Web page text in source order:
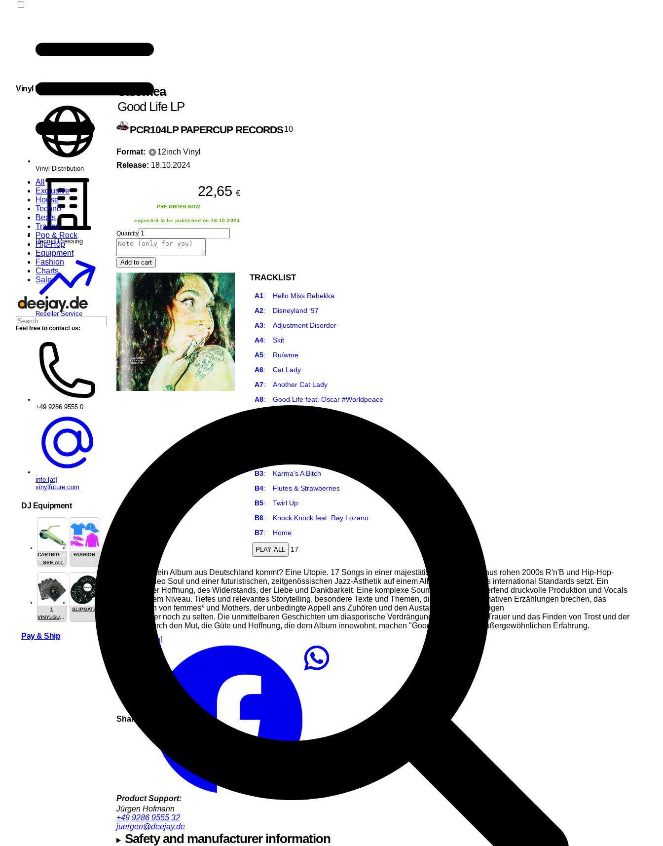
All
Exclusive
House
Techno
Beats
Trance
Pop & Rock
Hip-Hop
Equipment
Fashion
Charts
Sale
Salomea
Good Life LP
PCR104LP PAPERCUP RECORDS10
Format:
12inch Vinyl
Release: 18.10.2024
22,65 €
PRE-ORDER NOW
expected to be published on 18.10.2024
Quantity
Add to cart
TRACKLIST
A1:Hello Miss Rebekka
A2:Disneyland '97
A3:Adjustment Disorder
A4:Skit
A5:Ru/wme
A6:Cat Lady
A7:Another Cat Lady
A8:Good Life feat. Oscar #Worldpeace
B3:Karma's A Bitch
B4:Flutes & Strawberries
B5:Twirl Up
B6:Knock Knock feat. Ray Lozano
B7:Home
PLAY ALL 17
Dass solch ein Album aus Deutschland kommt? Eine Utopie. 17 Songs in einer majestätischen Mischung aus rohen 2000s R'n'B und Hip-Hop-
Vibes mit Neo Soul und einer futuristischen, zeitgenössischen Jazz-Ästhetik auf einem Album, das mühelos international Standards setzt. Ein
Manifest der Hoffnung, des Widerstands, der Liebe und Dankbarkeit. Eine komplexe Soundwelt, eine umwerfend druckvolle Produktion und Vocals
auf höchstem Niveau. Tiefes und relevantes Storytelling, besondere Texte und Themen, die mit hetero-normativen Erzählungen brechen, das
Zelebrieren von femmes* und Mothers, der unbedingte Appell ans Zuhören und den Austausch - in der hiesigen
Musik immer noch zu selten. Die unmittelbaren Geschichten um diasporische Verdrängung und Trennung, Trauer und das Finden von Trost und der
Kontrast durch den Mut, die Güte und Hoffnung, die dem Album innewohnt, machen "Good Life" zu einer außergewöhnlichen Erfahrung.
Soul
Share this
Product Support:
Jürgen Hofmann
+49 9286 9555 32
juergen@deejay.de
Safety and manufacturer information
Vinyl Distribution
Vinyl Distribution
Record Pressing
Reseller Service
Feel free to contact us:
+49 9286 9555 0
info [at]
vinylfuture.com
DJ Equipment
CARTRIGES
- SEE ALL
FASHION
1
VINYLGUARDIAN.COM
SLIPMATS
Pay & Ship